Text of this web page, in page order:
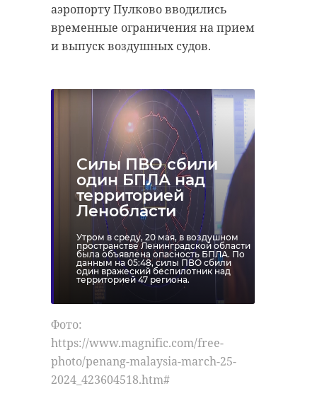
аэропорту Пулково вводились
временные ограничения на прием
и выпуск воздушных судов.
Силы ПВО сбили
один БПЛА над
территорией
Ленобласти
Утром в среду, 20 мая, в воздушном
пространстве Ленинградской области
была объявлена опасность БПЛА. По
данным на 05:48, силы ПВО сбили
один вражеский беспилотник над
территорией 47 региона.
Фото:
https://www.magnific.com/free-
photo/penang-malaysia-march-25-
2024_423604518.htm#